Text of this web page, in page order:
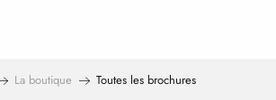
La boutique Toutes les brochures